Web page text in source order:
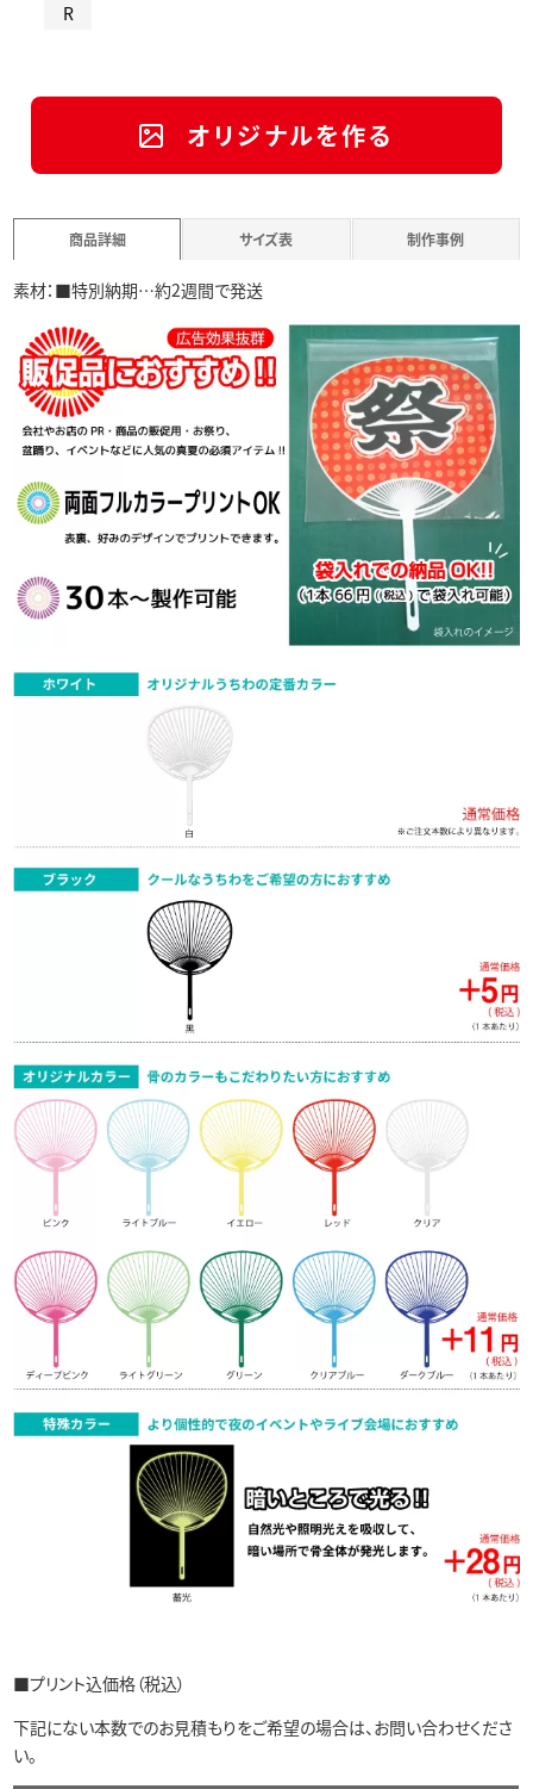
R
オリジナルを作る
商品詳細 サイズ表 制作事例
素材：■特別納期…約2週間で発送
■プリント込価格（税込）
下記にない本数でのお見積もりをご希望の場合は、お問い合わせくださ
い。